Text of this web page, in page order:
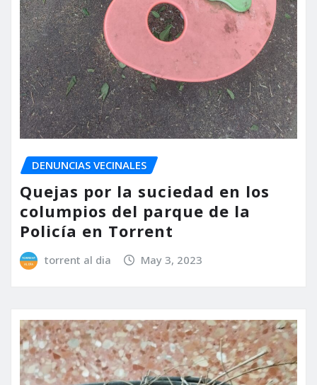
DENUNCIAS VECINALES
Quejas por la suciedad en los
columpios del parque de la
Policía en Torrent
torrent al dia May 3, 2023